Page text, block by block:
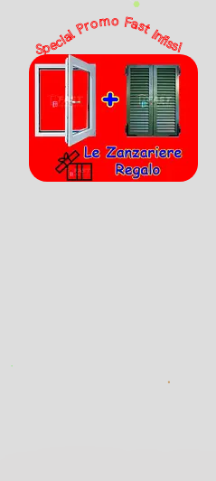
Special Promo Fast Infissi